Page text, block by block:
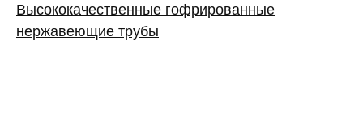
Высококачественные гофрированные
нержавеющие трубы